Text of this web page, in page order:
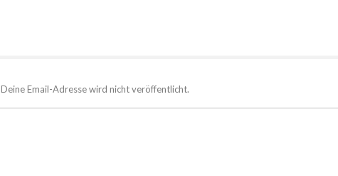
Deine Email-Adresse wird nicht veröffentlicht.